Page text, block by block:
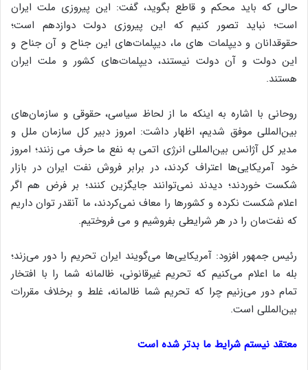
حالی که باید محکم و قاطع بگوید، گفت: این پیروزی ملت ایران
است؛ نباید تصور کنیم که این پیروزی دولت دوازدهم است؛
حقوقدانان و دیپلمات های ما، دیپلمات‌های این جناح و آن جناح و
این دولت و آن دولت نیستند، دیپلمات‌های کشور و ملت ایران
هستند.
روحانی با اشاره به اینکه ما از لحاظ سیاسی، حقوقی و سازمان‌های
بین‌المللی موفق شدیم، اظهار داشت: امروز دبیر کل سازمان ملل و
مدیر کل آژانس بین‌المللی انرژی اتمی به نفع ما حرف می زنند؛ امروز
خود آمریکایی‌ها اعتراف کردند، در برابر فروش نفت ایران در بازار
شکست خوردند؛ دیدند نمی‌توانند جایگزین کنند؛ بر فرض هم اگر
اعلام شکست نکرده و کشورها را معاف نمی‌کردند، ما آنقدر توان داریم
که نفت‌‌مان را در هر شرایطی بفروشیم و می فروختیم.
رئیس جمهور افزود: آمریکایی‌ها می‌گویند ایران تحریم را دور می‌زند؛
بله ما اعلام می‌کنیم که تحریم غیرقانونی، ظالمانه شما را با افتخار
تمام دور می‌زنیم چرا که تحریم شما ظالمانه، غلط و برخلاف مقررات
بین‌المللی است.
معتقد نیستم شرایط ما بدتر شده است